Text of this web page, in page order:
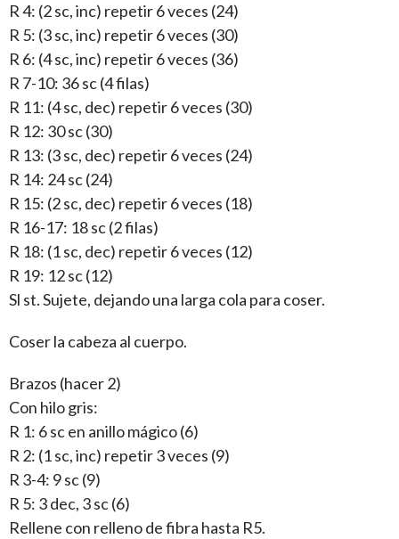
R 4: (2 sc, inc) repetir 6 veces (24)
R 5: (3 sc, inc) repetir 6 veces (30)
R 6: (4 sc, inc) repetir 6 veces (36)
R 7-10: 36 sc (4 filas)
R 11: (4 sc, dec) repetir 6 veces (30)
R 12: 30 sc (30)
R 13: (3 sc, dec) repetir 6 veces (24)
R 14: 24 sc (24)
R 15: (2 sc, dec) repetir 6 veces (18)
R 16-17: 18 sc (2 filas)
R 18: (1 sc, dec) repetir 6 veces (12)
R 19: 12 sc (12)
Sl st. Sujete, dejando una larga cola para coser.
Coser la cabeza al cuerpo.
Brazos (hacer 2)
Con hilo gris:
R 1: 6 sc en anillo mágico (6)
R 2: (1 sc, inc) repetir 3 veces (9)
R 3-4: 9 sc (9)
R 5: 3 dec, 3 sc (6)
Rellene con relleno de fibra hasta R5.